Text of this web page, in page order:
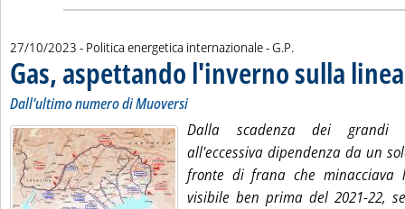
27/10/2023 - Politica energetica internazionale -di:
G.P.
Gas, aspettando l'inverno sulla
Dall'ultimo numero di Muoversi
Dalla scadenza dei grandi
all'eccessiva dipendenza da un
fronte di frana che minacciava
visibile ben prima del 2021-22,